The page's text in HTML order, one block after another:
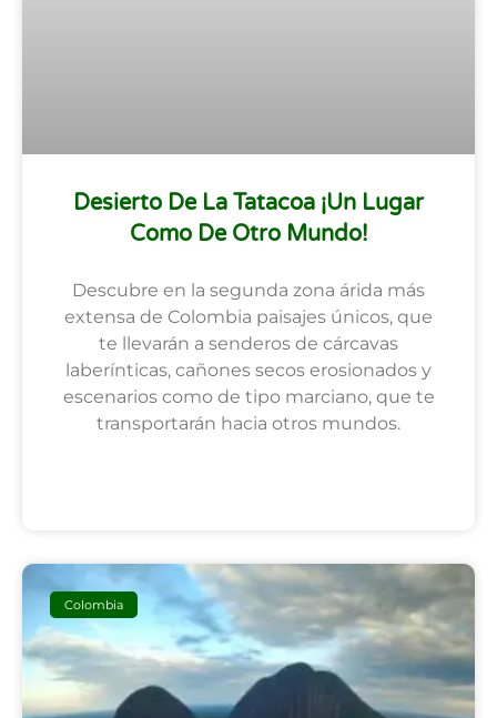
Desierto De La Tatacoa ¡Un Lugar
Como De Otro Mundo!
Descubre en la segunda zona árida más
extensa de Colombia paisajes únicos, que
te llevarán a senderos de cárcavas
laberínticas, cañones secos erosionados y
escenarios como de tipo marciano, que te
transportarán hacia otros mundos.
Colombia